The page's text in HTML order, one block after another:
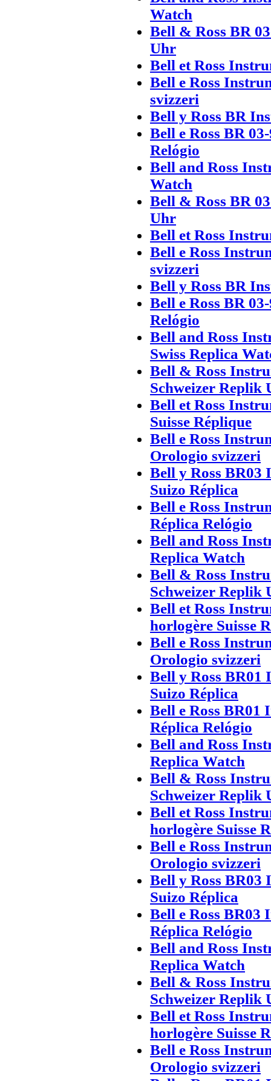
Watch
Bell & Ross BR
Uhr
Bell et Ross
Bell e Ross
svizzeri
Bell y Ross BR
Bell e Ross BR
Relógio
Bell and Ross
Watch
Bell & Ross BR
Uhr
Bell et Ross
Bell e Ross
svizzeri
Bell y Ross BR
Bell e Ross BR
Relógio
Bell and Ross
Swiss Replica
Bell & Ross
Schweizer Replik
Bell et Ross
Suisse Réplique
Bell e Ross
Orologio svizzeri
Bell y Ross BR03
Suizo Réplica
Bell e Ross
Réplica Relógio
Bell and Ross
Replica Watch
Bell & Ross
Schweizer Replik
Bell et Ross
horlogère Suisse
Bell e Ross
Orologio svizzeri
Bell y Ross
Suizo Réplica
Bell e Ross BR01
Réplica Relógio
Bell and Ross
Replica Watch
Bell & Ross
Schweizer Replik
Bell et Ross
horlogère Suisse
Bell e Ross
Orologio svizzeri
Bell y Ross
Suizo Réplica
Bell e Ross BR03
Réplica Relógio
Bell and Ross
Replica Watch
Bell & Ross
Schweizer Replik
Bell et Ross
horlogère Suisse
Bell e Ross
Orologio svizzeri